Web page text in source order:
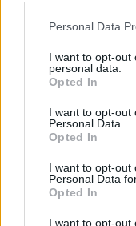
Personal Data
I want to opt-out
personal data.
Opted In
I want to opt-out
Personal Data.
Opted In
I want to opt-out
Personal Data
Opted In
I want to opt-out